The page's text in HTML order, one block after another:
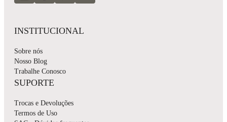
INSTITUCIONAL
Sobre nós
Nosso Blog
Trabalhe Conosco
SUPORTE
Trocas e Devoluções
Termos de Uso